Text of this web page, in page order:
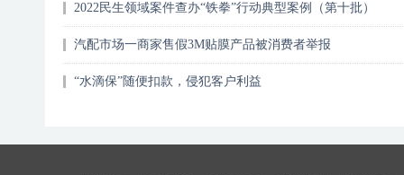
2022民生领域案件查办“铁拳”行动典型案例（第十批）
汽配市场一商家售假3M贴膜产品被消费者举报
“水滴保”随便扣款，侵犯客户利益